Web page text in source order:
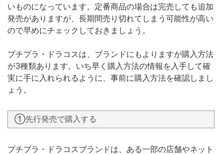
いものになっています。定番商品の場合は完売しても追加
発売がありますが、長期間売り切れてしまう可能性が高い
ので早めにチェックしておきましょう。
プチプラ・ドラコスは、ブランドにもよりますが購入方法
が3種類あります。いち早く購入方法の情報を入手して確
実に手に入れられるように、事前に購入方法を確認しまし
ょう。
①先行発売で購入する
プチプラ・ドラコスブランドは、ある一部の店舗やネット